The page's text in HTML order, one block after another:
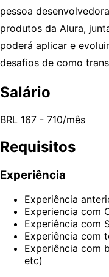
pessoa
produtos da Alura,
poderá aplicar e
desafios de como
Salário
BRL 167 - 710/mês
Requisitos
Experiência
Experiência
Experiencia com
Experiência com
Experiência com
Experiência com
etc)